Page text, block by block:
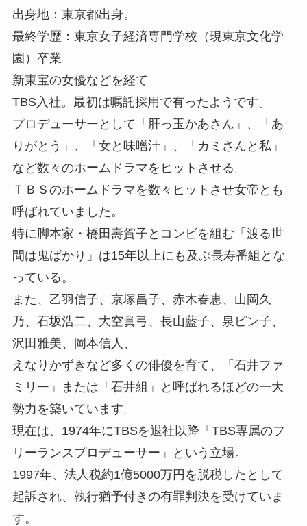
出身地：東京都出身。
最終学歴：東京女子経済専門学校（現東京文化学
園）卒業
新東宝の女優などを経て
TBS入社。最初は嘱託採用で有ったようです。
プロデューサーとして「肝っ玉かあさん」、「あ
りがとう」、「女と味噌汁」、「カミさんと私」
など数々のホームドラマをヒットさせる。
ＴＢＳのホームドラマを数々ヒットさせ女帝とも
呼ばれていました。
特に脚本家・橋田壽賀子とコンビを組む「渡る世
間は鬼ばかり」は15年以上にも及ぶ長寿番組とな
っている。
また、乙羽信子、京塚昌子、赤木春恵、山岡久
乃、石坂浩二、大空眞弓、長山藍子、泉ピン子、
沢田雅美、岡本信人、
えなりかずきなど多くの俳優を育て、「石井ファ
ミリー」または「石井組」と呼ばれるほどの一大
勢力を築いています。
現在は、1974年にTBSを退社以降「TBS専属のフ
リーランスプロデューサー」という立場。
1997年、法人税約1億5000万円を脱税したとして
起訴され、執行猶予付きの有罪判決を受けていま
す。